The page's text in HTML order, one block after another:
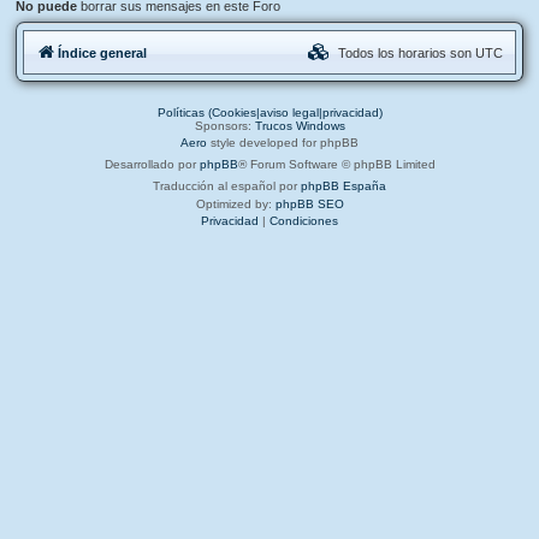
No puede borrar sus mensajes en este Foro
Índice general Todos los horarios son UTC
Políticas (Cookies|aviso legal|privacidad)
Sponsors: Trucos Windows
Aero style developed for phpBB
Desarrollado por phpBB® Forum Software © phpBB Limited
Traducción al español por phpBB España
Optimized by: phpBB SEO
Privacidad | Condiciones